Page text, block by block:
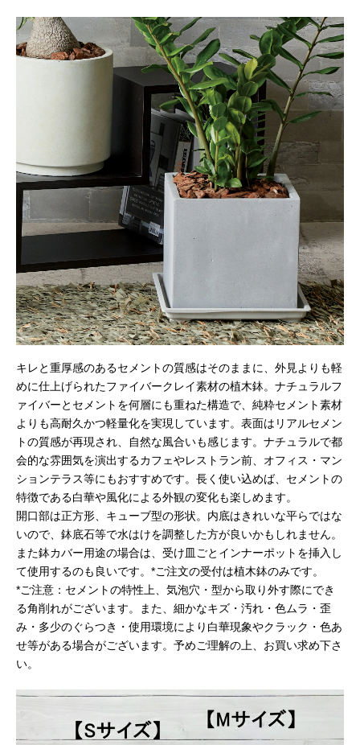
キレと重厚感のあるセメントの質感はそのままに、外見よりも軽
めに仕上げられたファイバークレイ素材の植木鉢。ナチュラルフ
ァイバーとセメントを何層にも重ねた構造で、純粋セメント素材
よりも高耐久かつ軽量化を実現しています。表面はリアルセメン
トの質感が再現され、自然な風合いも感じます。ナチュラルで都
会的な雰囲気を演出するカフェやレストラン前、オフィス・マン
ションテラス等にもおすすめです。長く使い込めば、セメントの
特徴である白華や風化による外観の変化も楽しめます。
開口部は正方形、キューブ型の形状。内底はきれいな平らではな
いので、鉢底石等で水はけを調整した方が良いかもしれません。
また鉢カバー用途の場合は、受け皿ごとインナーポットを挿入し
て使用するのも良いです。*ご注文の受付は植木鉢のみです。
*ご注意：セメントの特性上、気泡穴・型から取り外す際にでき
る角削れがございます。また、細かなキズ・汚れ・色ムラ・歪
み・多少のぐらつき・使用環境により白華現象やクラック・色あ
せ等がある場合がございます。予めご理解の上、お買い求め下さ
い。